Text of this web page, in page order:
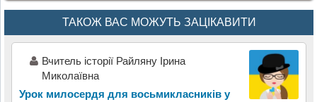
ТАКОЖ ВАС МОЖУТЬ ЗАЦІКАВИТИ
Вчитель історії Райляну Ірина
Миколаївна
Урок милосердя для восьмикласників у